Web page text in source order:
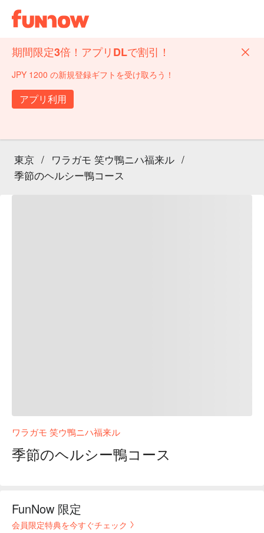
期間限定3倍！アプリDLで割引！
JPY 1200 の新規登録ギフトを受け取ろう！
アプリ利用
東京 / ワラガモ 笑ウ鴨ニハ福来ル /
季節のヘルシー鴨コース
ワラガモ 笑ウ鴨ニハ福来ル
季節のヘルシー鴨コース
FunNow 限定
会員限定特典を今すぐチェック